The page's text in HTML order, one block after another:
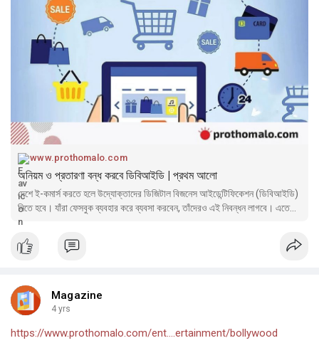
www.prothomalo.com
অনিয়ম ও প্রতারণা বন্ধ করবে ডিবিআইডি | প্রথম আলো
দেশে ই-কমার্স করতে হলে উদ্যোক্তাদের ডিজিটাল বিজনেস আইডেন্টিফিকেশন (ডিবিআইডি)
নিতে হবে। যাঁরা ফেসবুক ব্যবহার করে ব্যবসা করবেন, তাঁদেরও এই নিবন্ধন লাগবে। এতে
একদিকে গ্রাহকেরা প্রতারিত হলে প্রতিকার পাবেন, অনলাইন ব্যবসায় স্বচ্ছতাও আসবে
Magazine
4 yrs
https://www.prothomalo.com/ent....ertainment/bollywood